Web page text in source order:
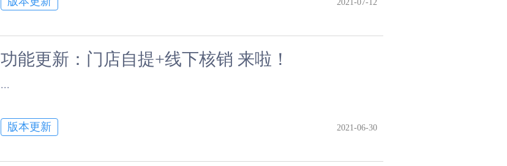
2021-07-12
功能更新：门店自提+线下核销 来啦！
​...
版本更新 2021-06-30